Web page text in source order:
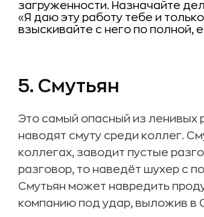
загруженности. Назначайте
«Я даю эту работу тебе и
взыскивайте с него по полной,
5. Смутьян
Это самый опасный из ленивых
наводят смуту среди коллег.
коллегах, заводит пустые
разговор, то наведёт шухер с
Смутьян может навредить
компанию под удар, выложив в